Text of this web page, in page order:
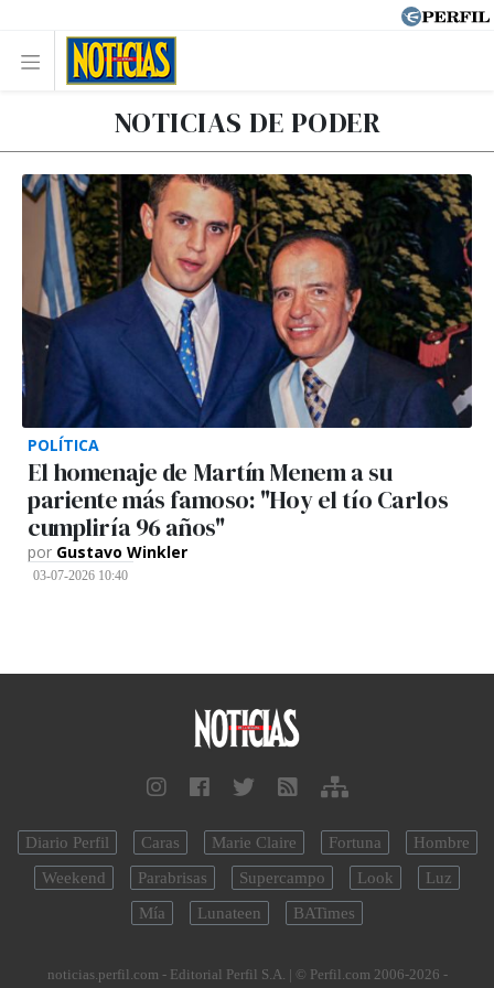
NOTICIAS DE PODER
POLÍTICA
El homenaje de Martín Menem a su
pariente más famoso: "Hoy el tío Carlos
cumpliría 96 años"
por Gustavo Winkler
03-07-2026 10:40
Diario Perfil Caras Marie Claire Fortuna
Hombre
Weekend
Parabrisas Supercampo Look
Luz
Mía
Lunateen BATimes
noticias.perfil.com - Editorial Perfil S.A. | © Perfil.com 2006-2026 -